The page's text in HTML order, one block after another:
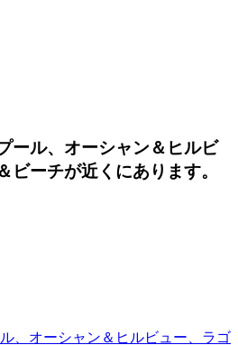
ール、オーシャン＆ヒルビ
ビーチが近くにあります。
、オーシャン＆ヒルビュー、ラゴ